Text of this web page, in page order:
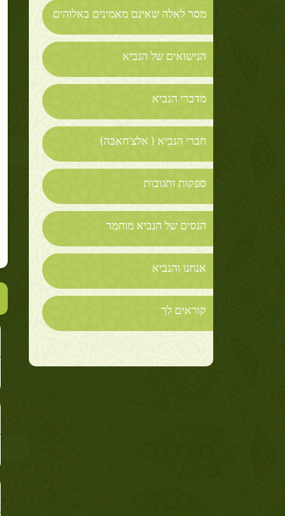
מסר לאלה שאינם מאמינים באלוהים
הנישואים של הנביא
מדברי הנביא
חברי הנביא ( אלצ'חאבּה)
ספקות ותגובות
הנסים של הנביא מוחמד
אנחנו והנביא
קוראים לך